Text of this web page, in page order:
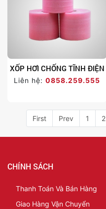
XỐP HƠI CHỐNG TĨNH ĐIỆN
Liên hệ:0858.259.555
First Prev 1 2
CHÍNH SÁCH
Thanh Toán Và Bán Hàng
Giao Hàng Vận Chuyển